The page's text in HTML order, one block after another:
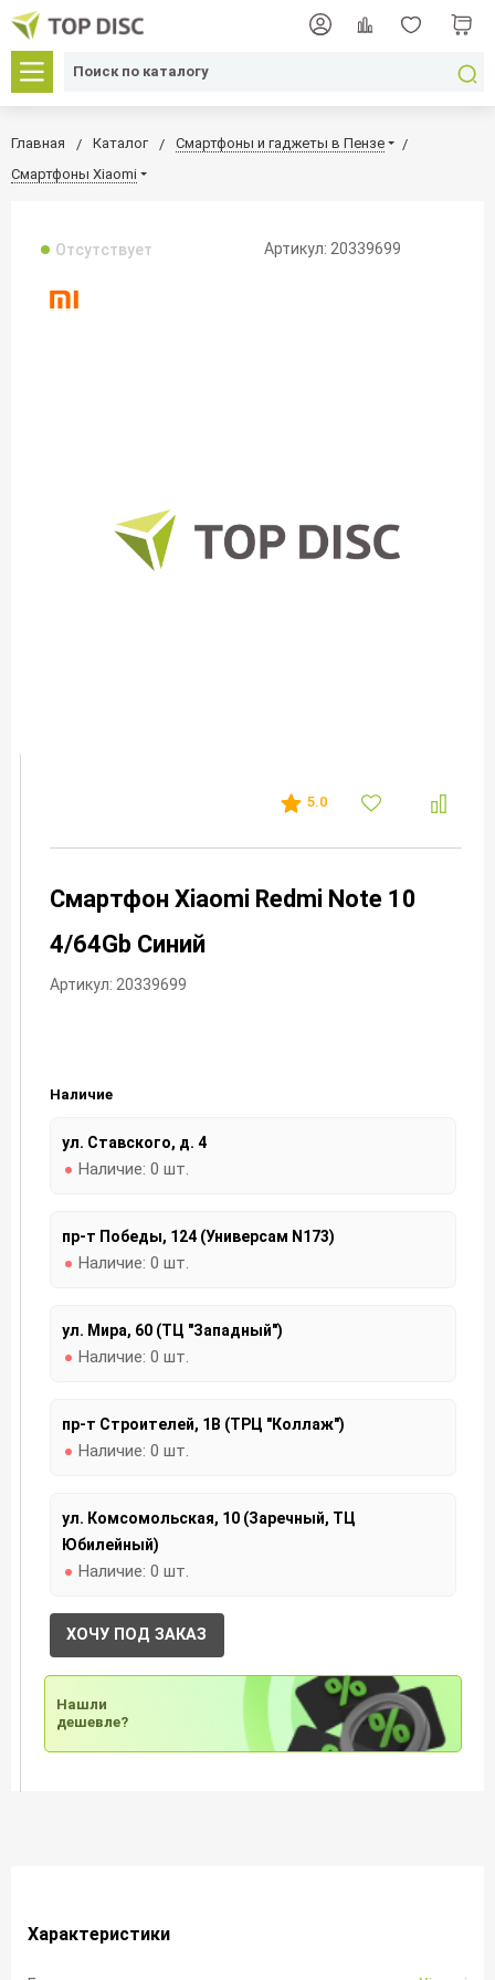
Главная Каталог
Смартфоны и гаджеты в Пензе
Смартфоны Xiaomi
Отсутствует Артикул: 20339699
5.0
Смартфон Xiaomi Redmi Note 10
4/64Gb Синий
Артикул: 20339699
Наличие
ул. Ставского, д. 4
Наличие: 0 шт.
пр-т Победы, 124 (Универсам N173)
Наличие: 0 шт.
ул. Мира, 60 (ТЦ "Западный")
Наличие: 0 шт.
пр-т Строителей, 1В (ТРЦ "Коллаж")
Наличие: 0 шт.
ул. Комсомольская, 10 (Заречный, ТЦ
Юбилейный)
Наличие: 0 шт.
ХОЧУ ПОД ЗАКАЗ
Нашли
дешевле?
Характеристики